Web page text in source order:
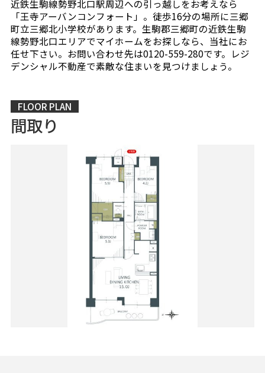
近鉄生駒線勢野北口駅周辺への引っ越しをお考えなら
「王寺アーバンコンフォート」。徒歩16分の場所に三郷
町立三郷北小学校があります。生駒郡三郷町の近鉄生駒
線勢野北口エリアでマイホームをお探しなら、当社にお
任せ下さい。お問い合わせ先は0120-559-280です。レジ
デンシャル不動産で素敵な住まいを見つけましょう。
FLOOR PLAN
間取り